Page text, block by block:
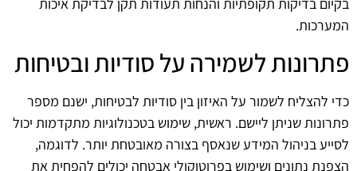
המערכות.
פתרונות לשמירה על סודיות ובטיחות
כדי להצליח לשמור על האיזון בין סודיות לבטיחות, ישנם מספר
פתרונות שניתן ליישם. ראשית, שימוש בטכנולוגיות מתקדמות יכול
לסייע בניהול המידע שנאסף בצורה מאובטחת יותר. לדוגמה,
הצפנת נתונים ושימוש בפרוטוקולי אבטחה יכולים להפחית את